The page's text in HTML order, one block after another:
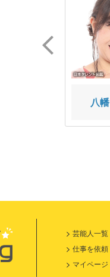
八
芸能人一覧
仕事を依頼
マイページ